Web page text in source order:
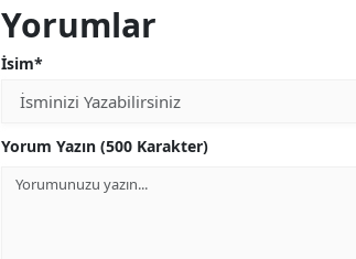
Yorumlar
İsim*
Yorum Yazın (500 Karakter)